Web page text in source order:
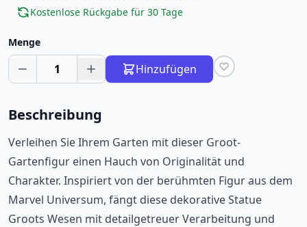
Kostenlose Rückgabe für 30 Tage
Menge
1 Hinzufügen
Beschreibung
Verleihen Sie Ihrem Garten mit dieser Groot-
Gartenfigur einen Hauch von Originalität und
Charakter. Inspiriert von der berühmten Figur aus dem
Marvel Universum, fängt diese dekorative Statue
Groots Wesen mit detailgetreuer Verarbeitung und